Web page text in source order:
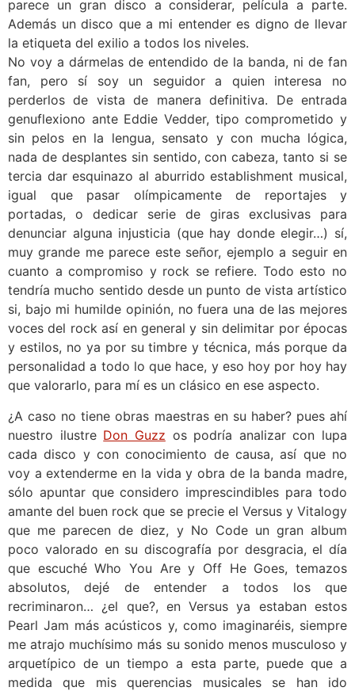
parece un gran disco a considerar, película a parte.
Además un disco que a mi entender es digno de llevar
la etiqueta del exilio a todos los niveles.
No voy a dármelas de entendido de la banda, ni de fan
fan, pero sí soy un seguidor a quien interesa no
perderlos de vista de manera definitiva. De entrada
genuflexiono ante Eddie Vedder, tipo comprometido y
sin pelos en la lengua, sensato y con mucha lógica,
nada de desplantes sin sentido, con cabeza, tanto si se
tercia dar esquinazo al aburrido establishment musical,
igual que pasar olímpicamente de reportajes y
portadas, o dedicar serie de giras exclusivas para
denunciar alguna injusticia (que hay donde elegir…) sí,
muy grande me parece este señor, ejemplo a seguir en
cuanto a compromiso y rock se refiere. Todo esto no
tendría mucho sentido desde un punto de vista artístico
si, bajo mi humilde opinión, no fuera una de las mejores
voces del rock así en general y sin delimitar por épocas
y estilos, no ya por su timbre y técnica, más porque da
personalidad a todo lo que hace, y eso hoy por hoy hay
que valorarlo, para mí es un clásico en ese aspecto.
¿A caso no tiene obras maestras en su haber? pues ahí
nuestro ilustre Don Guzz os podría analizar con lupa
cada disco y con conocimiento de causa, así que no
voy a extenderme en la vida y obra de la banda madre,
sólo apuntar que considero imprescindibles para todo
amante del buen rock que se precie el Versus y Vitalogy
que me parecen de diez, y No Code un gran album
poco valorado en su discografía por desgracia, el día
que escuché Who You Are y Off He Goes, temazos
absolutos, dejé de entender a todos los que
recriminaron… ¿el que?, en Versus ya estaban estos
Pearl Jam más acústicos y, como imaginaréis, siempre
me atrajo muchísimo más su sonido menos musculoso y
arquetípico de un tiempo a esta parte, puede que a
medida que mis querencias musicales se han ido